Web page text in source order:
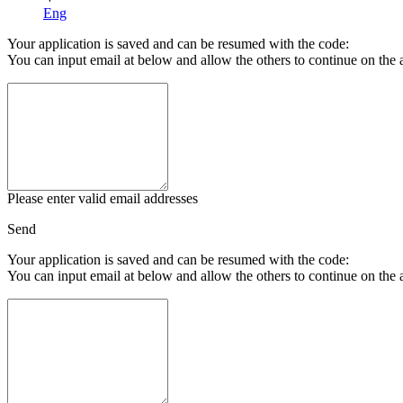
Eng
Your application is saved and can be resumed with the code:
You can input email at below and allow the others to continue on the
Please enter valid email addresses
Send
Your application is saved and can be resumed with the code:
You can input email at below and allow the others to continue on the